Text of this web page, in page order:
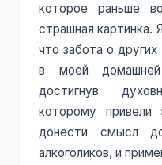
которое раньше
страшная картинка.
что забота о
в моей домашней
достигнув
которому
донести смысл
алкоголиков, и